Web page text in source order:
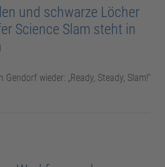
und schwarze Löcher
Science Slam steht in
wieder: „Ready, Steady, Slam!“